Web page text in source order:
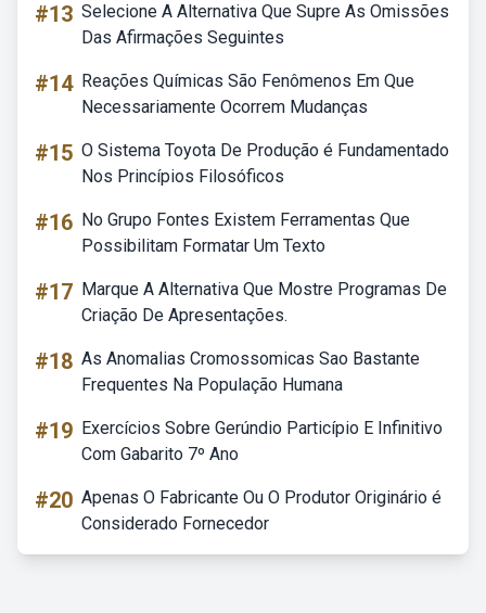
#13 Selecione A Alternativa Que Supre As Omissões
Das Afirmações Seguintes
#14 Reações Químicas São Fenômenos Em Que
Necessariamente Ocorrem Mudanças
#15 O Sistema Toyota De Produção é Fundamentado
Nos Princípios Filosóficos
#16 No Grupo Fontes Existem Ferramentas Que
Possibilitam Formatar Um Texto
#17 Marque A Alternativa Que Mostre Programas De
Criação De Apresentações.
#18 As Anomalias Cromossomicas Sao Bastante
Frequentes Na População Humana
#19 Exercícios Sobre Gerúndio Particípio E Infinitivo
Com Gabarito 7º Ano
#20 Apenas O Fabricante Ou O Produtor Originário é
Considerado Fornecedor